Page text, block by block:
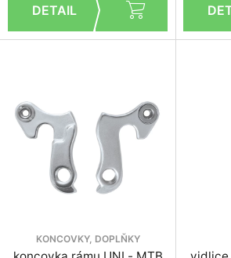
KONCOVKY, DOPLŇKY